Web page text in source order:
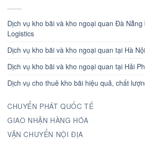
Dịch vụ kho bãi và kho ngoại quan Đà Nẵng
Logistics
Dịch vụ kho bãi và kho ngoại quan tại Hà Nội
Dịch vụ kho bãi và kho ngoại quan tại Hải
Dịch vụ cho thuê kho bãi hiệu quả, chất
CHUYỂN PHÁT QUỐC TẾ
GIAO NHẬN HÀNG HÓA
VẬN CHUYỂN NỘI ĐỊA